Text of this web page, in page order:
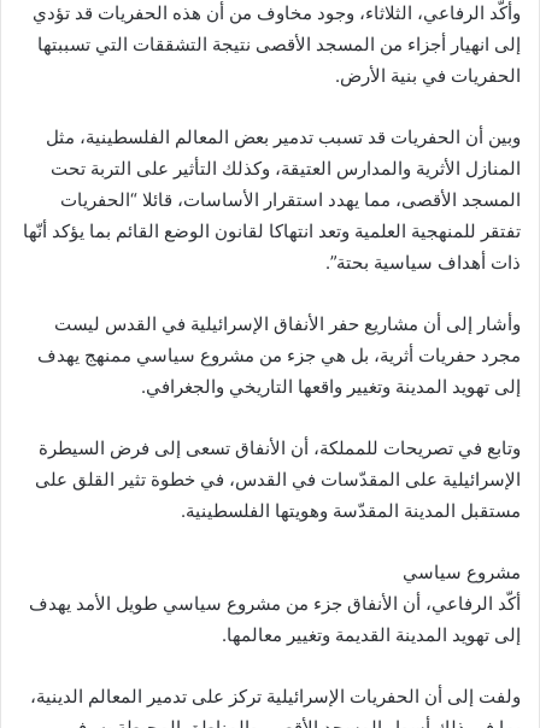
وأكّد الرفاعي، الثلاثاء، وجود مخاوف من أن هذه الحفريات قد تؤدي
إلى انهيار أجزاء من المسجد الأقصى نتيجة التشققات التي تسببتها
الحفريات في بنية الأرض.
وبين أن الحفريات قد تسبب تدمير بعض المعالم الفلسطينية، مثل
المنازل الأثرية والمدارس العتيقة، وكذلك التأثير على التربة تحت
المسجد الأقصى، مما يهدد استقرار الأساسات، قائلا “الحفريات
تفتقر للمنهجية العلمية وتعد انتهاكا لقانون الوضع القائم بما يؤكد أنّها
ذات أهداف سياسية بحتة”.
وأشار إلى أن مشاريع حفر الأنفاق الإسرائيلية في القدس ليست
مجرد حفريات أثرية، بل هي جزء من مشروع سياسي ممنهج يهدف
إلى تهويد المدينة وتغيير واقعها التاريخي والجغرافي.
وتابع في تصريحات للمملكة، أن الأنفاق تسعى إلى فرض السيطرة
الإسرائيلية على المقدّسات في القدس، في خطوة تثير القلق على
مستقبل المدينة المقدّسة وهويتها الفلسطينية.
مشروع سياسي
أكّد الرفاعي، أن الأنفاق جزء من مشروع سياسي طويل الأمد يهدف
إلى تهويد المدينة القديمة وتغيير معالمها.
ولفت إلى أن الحفريات الإسرائيلية تركز على تدمير المعالم الدينية،